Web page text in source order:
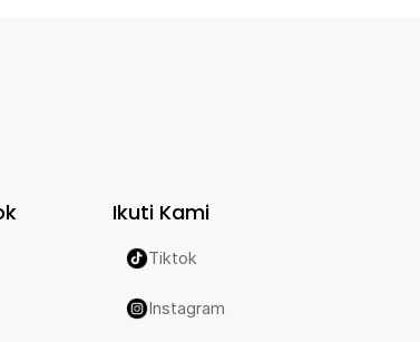
Ikuti Kami
Tiktok
Instagram